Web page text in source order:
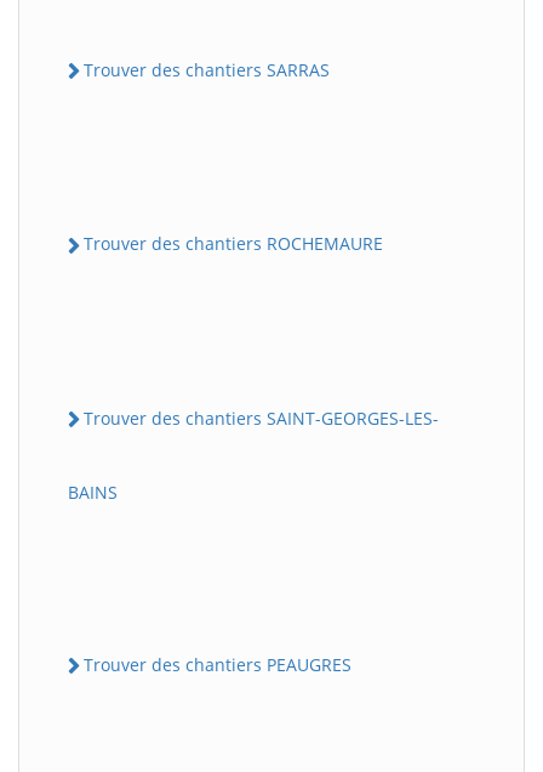
Trouver des chantiers SARRAS
Trouver des chantiers ROCHEMAURE
Trouver des chantiers SAINT-GEORGES-LES-
BAINS
Trouver des chantiers PEAUGRES